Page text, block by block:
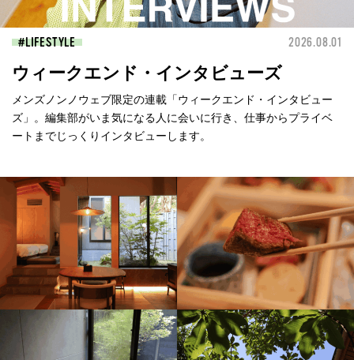
LIFESTYLE 2026.08.01
ウィークエンド・インタビューズ
メンズノンノウェブ限定の連載「ウィークエンド・インタビュー
ズ」。編集部がいま気になる人に会いに行き、仕事からプライベ
ートまでじっくりインタビューします。